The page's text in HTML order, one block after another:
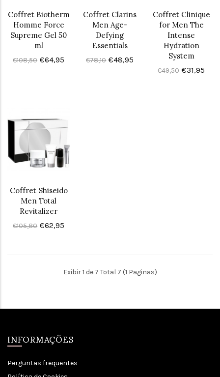
Coffret Biotherm
Homme Force
Supreme Gel 50
ml
€108,50 €64,95
Coffret Clarins
Men Age-
Defying
Essentials
€78,10 €48,95
Coffret Clinique
for Men The
Intense
Hydration
System
€49,50 €31,95
Coffret Shiseido
Men Total
Revitalizer
€105,80 €62,95
Exibir 1 de 7 Total 7 (1 Paginas)
INFORMAÇÕES
Perguntas frequentes